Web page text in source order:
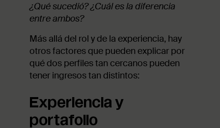
¿Qué sucedió? ¿Cuál es la diferencia
entre ambos?
Más allá del rol y de la experiencia, hay
otros factores que pueden explicar por
qué dos perfiles tan cercanos pueden
tener ingresos tan distintos:
Experiencia y
portafolio